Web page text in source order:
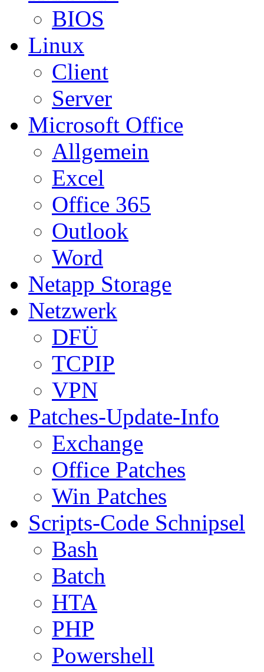
BIOS
Linux
Client
Server
Microsoft Office
Allgemein
Excel
Office 365
Outlook
Word
Netapp Storage
Netzwerk
DFÜ
TCPIP
VPN
Patches-Update-Info
Exchange
Office Patches
Win Patches
Scripts-Code Schnipsel
Bash
Batch
HTA
PHP
Powershell